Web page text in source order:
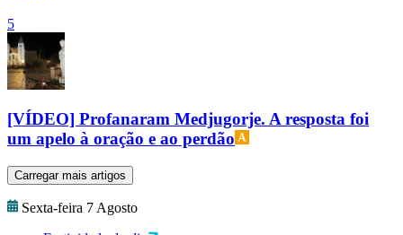
5
[VÍDEO] Profanaram Medjugorje. A resposta foi
um apelo à oração e ao perdão
Carregar mais artigos
Sexta-feira 7 Agosto